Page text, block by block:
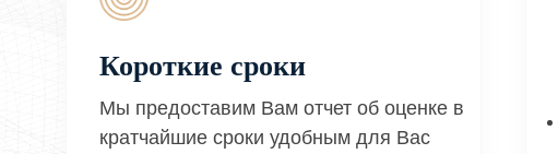
Короткие сроки
Мы предоставим Вам отчет об оценке в
кратчайшие сроки удобным для Вас